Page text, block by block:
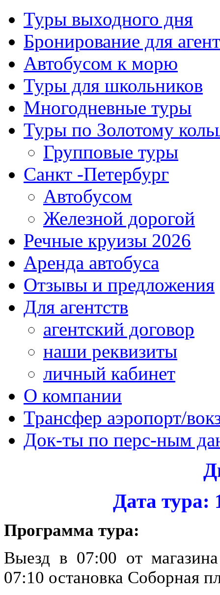
Туры выходного дня
Бронирование для
Автобусом к морю
Туры для школьников
Многодневные туры
Туры по Золотому
Групповые туры
Санкт -Петербург
Автобусом
Железной дорогой
Речные круизы 2026
Аренда автобуса
Отзывы и предложения
Для агентств
агентский договор
наши реквизиты
личный кабинет
О компании
Трансфер аэропорт/
Док-ты по перс-ным
Дата тура:
Программа тура:
Выезд в 07:00 от
07:10 остановка Соборная